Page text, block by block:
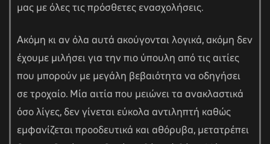
μας με όλες τις πρόσθετες ενασχολήσεις.
Ακόμη κι αν όλα αυτά ακούγονται λογικά, ακόμη δεν
έχουμε μιλήσει για την πιο ύπουλη από τις αιτίες
που μπορούν με μεγάλη βεβαιότητα να οδηγήσει
σε τροχαίο. Μία αιτία που μειώνει τα ανακλαστικά
όσο λίγες, δεν γίνεται εύκολα αντιληπτή καθώς
εμφανίζεται προοδευτικά και αθόρυβα, μετατρέπει